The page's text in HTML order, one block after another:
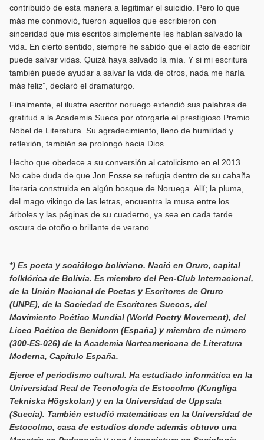
contribuido de esta manera a legitimar el suicidio. Pero lo que
más me conmovió, fueron aquellos que escribieron con
sinceridad que mis escritos simplemente les habían salvado la
vida. En cierto sentido, siempre he sabido que el acto de escribir
puede salvar vidas. Quizá haya salvado la mía. Y si mi escritura
también puede ayudar a salvar la vida de otros, nada me haría
más feliz”, declaró el dramaturgo.
Finalmente, el ilustre escritor noruego extendió sus palabras de
gratitud a la Academia Sueca por otorgarle el prestigioso Premio
Nobel de Literatura. Su agradecimiento, lleno de humildad y
reflexión, también se prolongó hacia Dios.
Hecho que obedece a su conversión al catolicismo en el 2013.
No cabe duda de que Jon Fosse se refugia dentro de su cabaña
literaria construida en algún bosque de Noruega. Allí; la pluma,
del mago vikingo de las letras, encuentra la musa entre los
árboles y las páginas de su cuaderno, ya sea en cada tarde
oscura de otoño o brillante de verano.
*) Es poeta y sociólogo boliviano. Nació en Oruro, capital
folklórica de Bolivia. Es miembro del Pen-Club Internacional,
de la Unión Nacional de Poetas y Escritores de Oruro
(UNPE), de la Sociedad de Escritores Suecos, del
Movimiento Poético Mundial (World Poetry Movement), del
Liceo Poético de Benidorm (España) y miembro de número
(300-ES-026) de la Academia Norteamericana de Literatura
Moderna, Capítulo España.
Ejerce el periodismo cultural. Ha estudiado informática en la
Universidad Real de Tecnología de Estocolmo (Kungliga
Tekniska Högskolan) y en la Universidad de Uppsala
(Suecia). También estudió matemáticas en la Universidad de
Estocolmo, casa de estudios donde además obtuvo una